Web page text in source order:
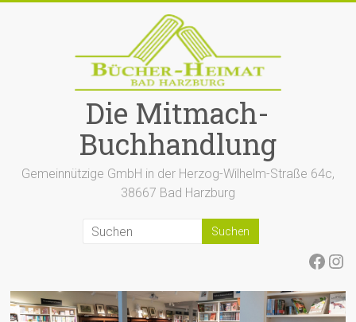
Die Mitmach-
Buchhandlung
Gemeinnützige GmbH in der Herzog-Wilhelm-Straße 64c,
38667 Bad Harzburg